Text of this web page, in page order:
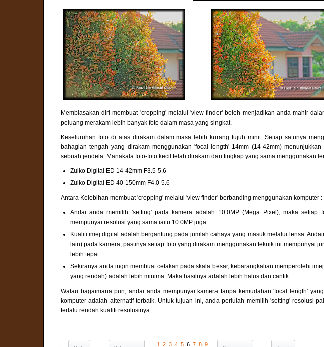
Membiasakan diri membuat 'cropping' melalui 'view finder' boleh menjadikan anda mahir
peluang merakam lebih banyak foto dalam masa yang singkat.
Keseluruhan foto di atas dirakam dalam masa lebih kurang tujuh minit. Setiap satunya
bahagian tengah yang dirakam menggunakan 'focal length' 14mm (14-42mm)
sebuah jendela. Manakala foto-foto kecil telah dirakam dari tingkap yang sama menggunakan
Zuiko Digital ED 14-42mm F3.5-5.6
Zuiko Digital ED 40-150mm F4.0-5.6
Antara Kelebihan membuat 'cropping' melalui 'view finder' berbanding menggunakan komputer :
Andai anda memilih 'setting' pada kamera adalah 10.0MP (Mega Pixel), maka setiap
mempunyai resolusi yang sama iaitu 10.0MP juga.
Kualiti imej digital adalah bergantung pada jumlah cahaya yang masuk melalui lensa.
lain) pada kamera; pastinya setiap foto yang dirakam menggunakan teknik ini mempunyai
lebih tepat.
Sekiranya anda ingin membuat cetakan pada skala besar, kebarangkalian memperolehi
yang rendah) adalah lebih minima. Maka hasilnya adalah lebih halus dan cantik.
Walau bagaimana pun, andai anda mempunyai kamera tanpa kemudahan 'focal length'
komputer adalah alternatif terbaik. Untuk tujuan ini, anda perlulah memilih 'setting' resolusi
terlalu rendah kualiti resolusinya.
1 2 3 4 5 6 7 8 9